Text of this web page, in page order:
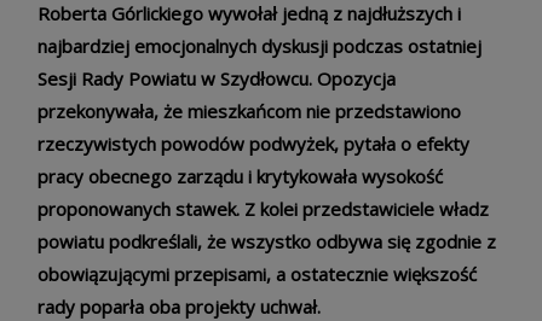
Roberta Górlickiego wywołał jedną z najdłuższych i
najbardziej emocjonalnych dyskusji podczas ostatniej
Sesji Rady Powiatu w Szydłowcu. Opozycja
przekonywała, że mieszkańcom nie przedstawiono
rzeczywistych powodów podwyżek, pytała o efekty
pracy obecnego zarządu i krytykowała wysokość
proponowanych stawek. Z kolei przedstawiciele władz
powiatu podkreślali, że wszystko odbywa się zgodnie z
obowiązującymi przepisami, a ostatecznie większość
rady poparła oba projekty uchwał.